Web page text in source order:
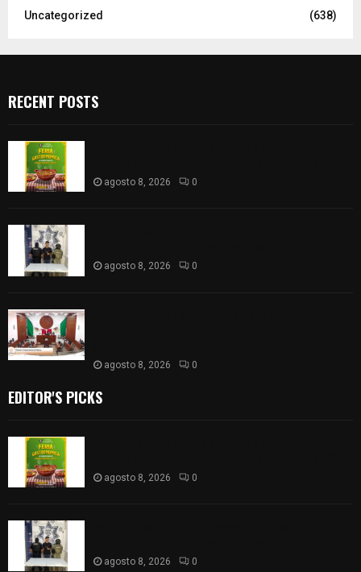
Uncategorized
(638)
RECENT POSTS
agosto 8, 2026 0
agosto 8, 2026 0
agosto 8, 2026 0
EDITOR'S PICKS
agosto 8, 2026 0
agosto 8, 2026 0